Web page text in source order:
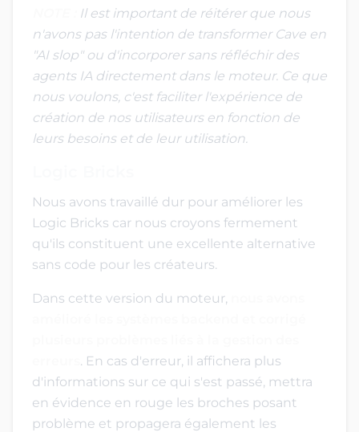
Il est important de réitérer que nous
n'avons pas l'intention de transformer Cave en
"AI slop" ou d'incorporer sans réfléchir des
agents IA directement dans le moteur. Ce que
nous voulons, c'est faciliter l'expérience de
création de nos utilisateurs en fonction de
leurs besoins et de leur utilisation.
Nous avons travaillé dur pour améliorer les
Logic Bricks car nous croyons fermement
qu'ils constituent une excellente alternative
sans code pour les créateurs.
Dans cette version du moteur,
. En cas d'erreur, il affichera plus
d'informations sur ce qui s'est passé, mettra
en évidence en rouge les broches posant
problème et propagera également les